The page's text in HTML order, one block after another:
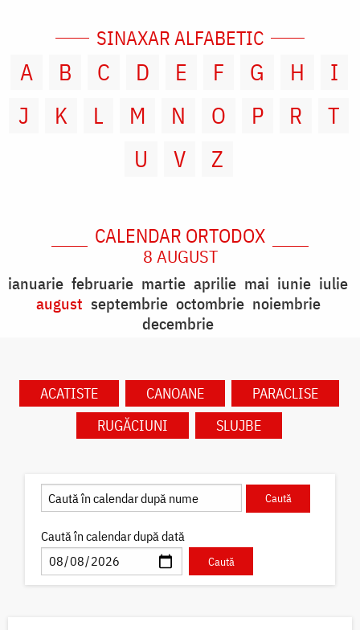
SINAXAR ALFABETIC
A B C D E F G H
I
J
K L M N O P R
T
U
V Z
CALENDAR ORTODOX
8 AUGUST
ianuarie februarie martie aprilie mai iunie iulie
august septembrie octombrie noiembrie
decembrie
ACATISTE CANOANE
PARACLISE
RUGĂCIUNI
SLUJBE
Caută în calendar după dată